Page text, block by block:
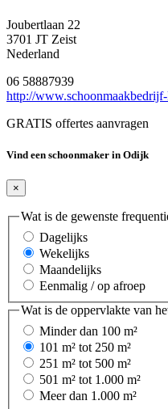
Joubertlaan 22
3701 JT Zeist
Nederland
06 58887939
http://
GRATIS offertes aanvragen
Vind een schoonmaker in Odijk
×
Wat is de gewenste
Dagelijks
Wekelijks
Maandelijks
Eenmalig / op afroep
Wat is de oppervlakte van
Minder dan 100 m²
101 m² tot 250 m²
251 m² tot 500 m²
501 m² tot 1.000 m²
Meer dan 1.000 m²